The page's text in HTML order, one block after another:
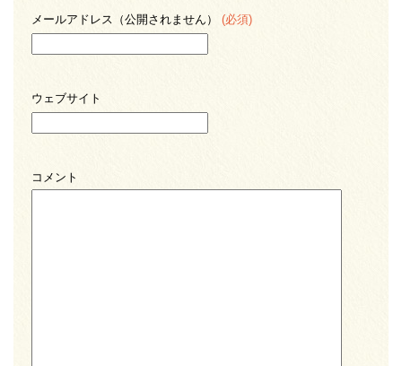
メールアドレス（公開されません） (必須)
ウェブサイト
コメント